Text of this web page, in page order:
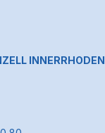
INNERRHODEN